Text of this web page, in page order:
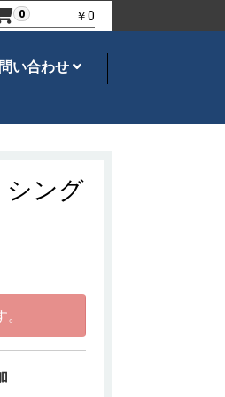
シ・飼育用品のことならネシア
0 ￥0
い合わせ
ング